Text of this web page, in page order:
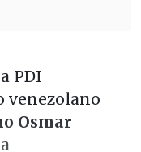
PDI
venezolano
Osmar